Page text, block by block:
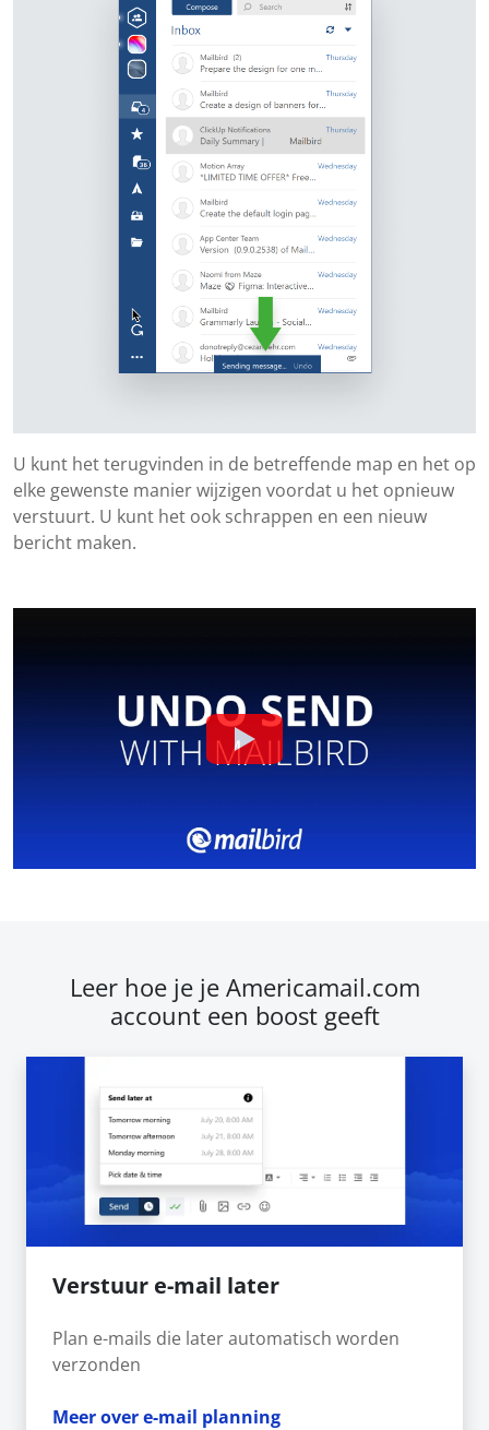
U kunt het terugvinden in de betreffende map en het op
elke gewenste manier wijzigen voordat u het opnieuw
verstuurt. U kunt het ook schrappen en een nieuw
bericht maken.
Leer hoe je je Americamail.com
account een boost geeft
Verstuur e-mail later
Plan e-mails die later automatisch worden
verzonden
Meer over e-mail planning